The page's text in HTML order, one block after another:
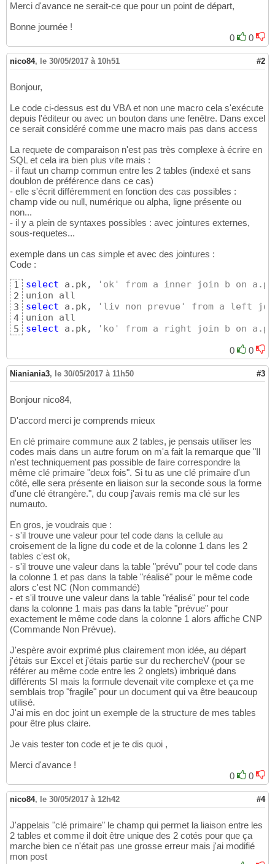
Merci d'avance ne serait-ce que pour un point de départ,
Bonne journée !
0
0
nico84, le 30/05/2017 à 10h51 #2
Bonjour,
Le code ci-dessus est du VBA et non une macro cela s'exécute
depuis l'éditeur ou avec un bouton dans une fenêtre. Dans excel
ce serait considéré comme une macro mais pas dans access
La requete de comparaison n'est pas très complexe à écrire en
SQL et cela ira bien plus vite mais :
- il faut un champ commun entre les 2 tables (indexé et sans
doublon de préférence dans ce cas)
- elle s'écrit différemment en fonction des cas possibles :
champ vide ou null, numérique ou alpha, ligne présente ou
non...
- il y a plein de syntaxes possibles : avec jointures externes,
sous-requetes...
exemple dans un cas simple et avec des jointures :
Code :
1
2
3
4
5
select a.pk,
'ok' from a inner join b on
select a.pk,
'liv non prevue' from a left join
select a.pk, 'ko' from a right join b on
0 0
Nianiania3, le 30/05/2017 à 11h50 #3
Bonjour nico84,
D'accord merci je comprends mieux
En clé primaire commune aux 2 tables, je pensais utiliser les
codes mais dans un autre forum on m'a fait la remarque que "Il
n'est techniquement pas possible de faire correspondre la
même clé primaire "deux fois". Si tu as une clé primaire d'un
côté, elle sera présente en liaison sur la seconde sous la forme
d'une clé étrangère.", du coup j'avais remis ma clé sur les
numauto.
En gros, je voudrais que :
- s'il trouve une valeur pour tel code dans la cellule au
croisement de la ligne du code et de la colonne 1 dans les 2
tables c'est ok,
- s'il trouve une valeur dans la table "prévu" pour tel code dans
la colonne 1 et pas dans la table "réalisé" pour le même code
alors c'est NC (Non commandé)
- et s'il trouve une valeur dans la table "réalisé" pour tel code
dans la colonne 1 mais pas dans la table "prévue" pour
exactement le même code dans la colonne 1 alors affiche CNP
(Commande Non Prévue).
J'espère avoir exprimé plus clairement mon idée, au départ
j'étais sur Excel et j'étais partie sur du rechercheV (pour se
référer au même code entre les 2 onglets) imbriqué dans
différents SI mais la formule devenait vite complexe et ça me
semblais trop "fragile" pour un document qui va être beaucoup
utilisé.
J'ai mis en doc joint un exemple de la structure de mes tables
pour être plus claire.
Je vais tester ton code et je te dis quoi ,
Merci d'avance !
0
0
nico84, le 30/05/2017 à 12h42 #4
J'appelais "clé primaire" le champ qui permet la liaison entre les
2 tables et comme il doit être unique des 2 cotés pour que ça
marche bien ce n'était pas une grosse erreur mais j'ai modifié
mon post